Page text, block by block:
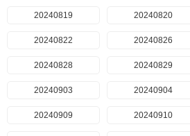
20240819 20240820
20240822 20240826
20240828 20240829
20240903 20240904
20240909 20240910